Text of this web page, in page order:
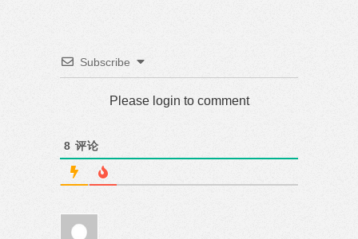
Subscribe
Please login to comment
8 评论